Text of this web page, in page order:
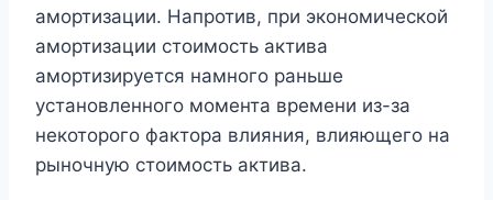
амортизации. Напротив, при экономической
амортизации стоимость актива
амортизируется намного раньше
установленного момента времени из-за
некоторого фактора влияния, влияющего на
рыночную стоимость актива.